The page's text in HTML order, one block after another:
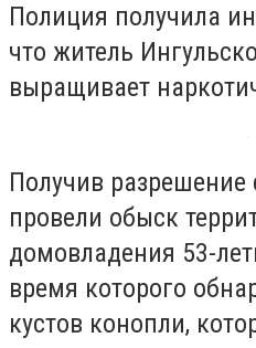
Полиция получила
что житель
выращивает
Получив разрешение
провели обыск
домовладения 53-
время которого
кустов конопли,